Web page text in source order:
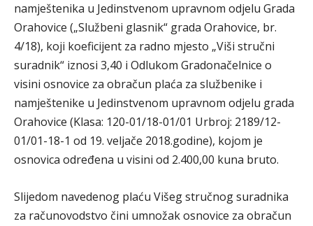
namještenika u Jedinstvenom upravnom odjelu Grada
Orahovice („Službeni glasnik“ grada Orahovice, br.
4/18), koji koeficijent za radno mjesto „Viši stručni
suradnik“ iznosi 3,40 i Odlukom Gradonačelnice o
visini osnovice za obračun plaća za službenike i
namještenike u Jedinstvenom upravnom odjelu grada
Orahovice (Klasa: 120-01/18-01/01 Urbroj: 2189/12-
01/01-18-1 od 19. veljače 2018.godine), kojom je
osnovica određena u visini od 2.400,00 kuna bruto.
Slijedom navedenog plaću Višeg stručnog suradnika
za računovodstvo čini umnožak osnovice za obračun